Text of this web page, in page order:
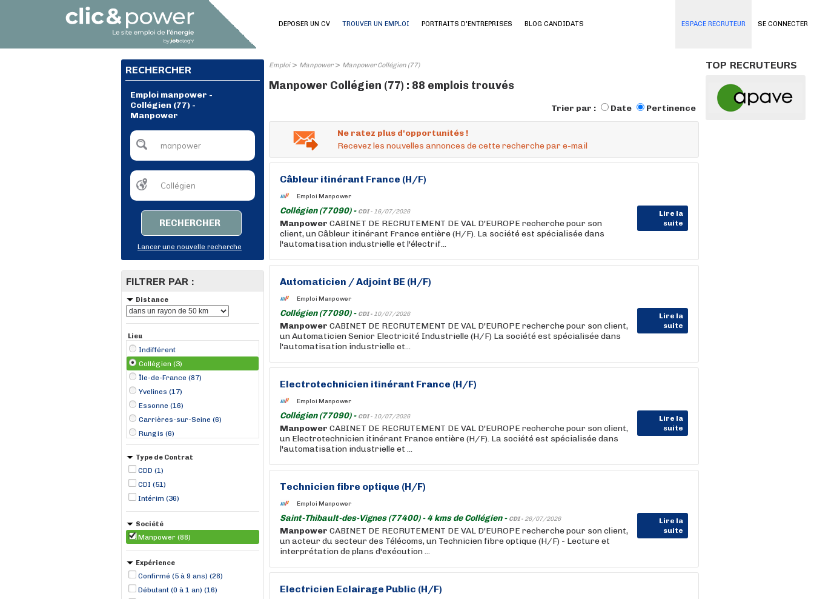
SE CONNECTER
DEPOSER UN CV TROUVER UN EMPLOI PORTRAITS D'ENTREPRISES BLOG CANDIDATS ESPACE RECRUTEUR
RECHERCHER
Emploi manpower -
Collégien (77) -
Manpower
RECHERCHER
Lancer une nouvelle recherche
FILTRER PAR :
Distance
Lieu
Indifférent
Collégien (3)
Île-de-France (87)
Yvelines (17)
Essonne (16)
Carrières-sur-Seine (6)
Rungis (6)
Colombes (5)
Évry (5)
Cergy (4)
Réau (4)
Coulommiers (3)
Wissous (3)
Hauts-de-France (1)
Type de Contrat
CDD (1)
CDI (51)
Intérim (36)
Société
Manpower (88)
Expérience
Confirmé (5 à 9 ans) (28)
Débutant (0 à 1 an) (16)
Emploi> Manpower> Manpower Collégien (77)
Manpower Collégien (77) : 88 emplois trouvés
Trier par : Date Pertinence
Ne ratez plus d'opportunités !
Recevez les nouvelles annonces de cette recherche par e-mail
Câbleur itinérant France (H/F)
Emploi Manpower
Collégien (77090) - CDI - 16/07/2026
Lire la
suite
Manpower CABINET DE RECRUTEMENT DE VAL D'EUROPE recherche pour son
client, un Câbleur itinérant France entière (H/F). La société est spécialisée dans
l'automatisation industrielle et l'électrif...
Automaticien / Adjoint BE (H/F)
Emploi Manpower
Collégien (77090) - CDI - 10/07/2026
Lire la
suite
Manpower CABINET DE RECRUTEMENT DE VAL D'EUROPE recherche pour son client,
un Automaticien Senior Electricité Industrielle (H/F) La société est spécialisée dans
l'automatisation industrielle et...
Electrotechnicien itinérant France (H/F)
Emploi Manpower
Collégien (77090) - CDI - 10/07/2026
Lire la
suite
Manpower CABINET DE RECRUTEMENT DE VAL D'EUROPE recherche pour son client,
un Electrotechnicien itinérant France entière (H/F). La société est spécialisée dans
l'automatisation industrielle et ...
Technicien fibre optique (H/F)
Emploi Manpower
Saint-Thibault-des-Vignes (77400) - 4 kms de Collégien - CDI - 26/07/2026
Lire la
suite
Manpower CABINET DE RECRUTEMENT DE VAL D'EUROPE recherche pour son client,
un acteur du secteur des Télécoms, un Technicien fibre optique (H/F) - Lecture et
interprétation de plans d'exécution ...
Electricien Eclairage Public (H/F)
TOP RECRUTEURS